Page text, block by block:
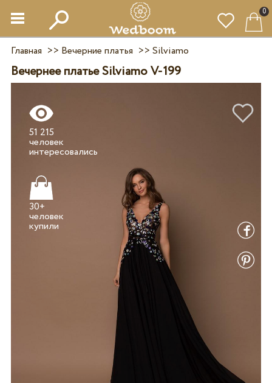
0
Главная >> Вечерние платья >> Silviamo
Вечернее платье Silviamo V-199
51 215
человек
30+
человек